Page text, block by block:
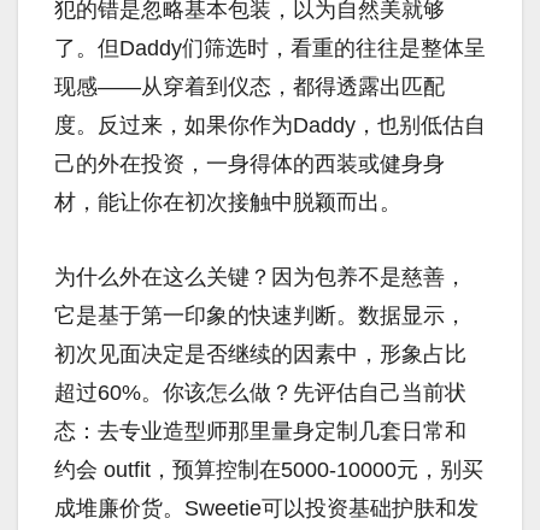
犯的错是忽略基本包装，以为自然美就够
了。但Daddy们筛选时，看重的往往是整体呈
现感——从穿着到仪态，都得透露出匹配
度。反过来，如果你作为Daddy，也别低估自
己的外在投资，一身得体的西装或健身身
材，能让你在初次接触中脱颖而出。
为什么外在这么关键？因为包养不是慈善，
它是基于第一印象的快速判断。数据显示，
初次见面决定是否继续的因素中，形象占比
超过60%。你该怎么做？先评估自己当前状
态：去专业造型师那里量身定制几套日常和
约会 outfit，预算控制在5000-10000元，别买
成堆廉价货。Sweetie可以投资基础护肤和发